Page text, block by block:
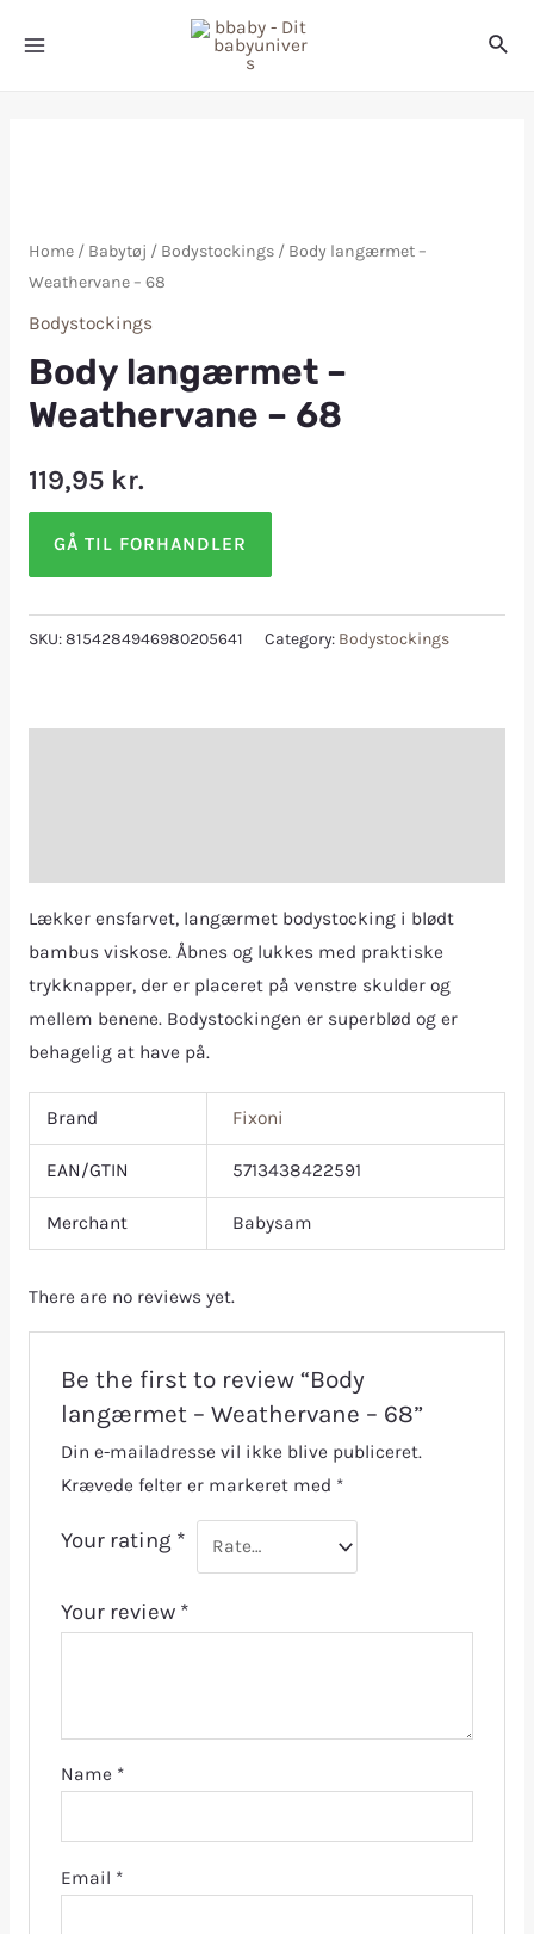
Home/ Babytøj / Bodystockings/ Body langærmet –
Weathervane – 68
Bodystockings
Body langærmet –
Weathervane – 68
119,95 kr.
GÅ TIL FORHANDLER
SKU:8154284946980205641 Category: Bodystockings
Lækker ensfarvet, langærmet bodystocking i blødt
bambus viskose. Åbnes og lukkes med praktiske
trykknapper, der er placeret på venstre skulder og
mellem benene. Bodystockingen er superblød og er
behagelig at have på.
Brand Fixoni
EAN/GTIN 5713438422591
Merchant Babysam
There are no reviews yet.
Be the first to review “Body
langærmet – Weathervane – 68”
Din e-mailadresse vil ikke blive publiceret.
Krævede felter er markeret med *
Your rating *
Your review *
Name *
Email *